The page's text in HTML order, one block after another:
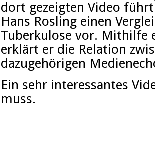
dort gezeigten Video
Hans Rosling einen
Tuberkulose vor. Mithilfe
erklärt er die Relation
dazugehörigen
Ein sehr interessantes
muss.